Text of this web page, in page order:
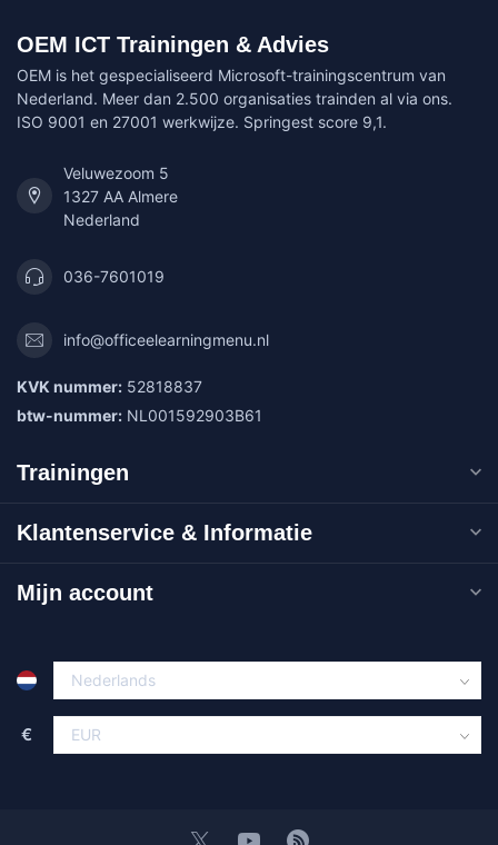
OEM ICT Trainingen & Advies
OEM is het gespecialiseerd Microsoft-trainingscentrum van
Nederland. Meer dan 2.500 organisaties trainden al via ons.
ISO 9001 en 27001 werkwijze. Springest score 9,1.
Veluwezoom 5
1327 AA Almere
Nederland
036-7601019
info@officeelearningmenu.nl
KVK nummer: 52818837
btw-nummer: NL001592903B61
Trainingen
Klantenservice & Informatie
Mijn account
€